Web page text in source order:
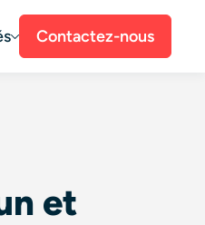
Contactez-nous
et